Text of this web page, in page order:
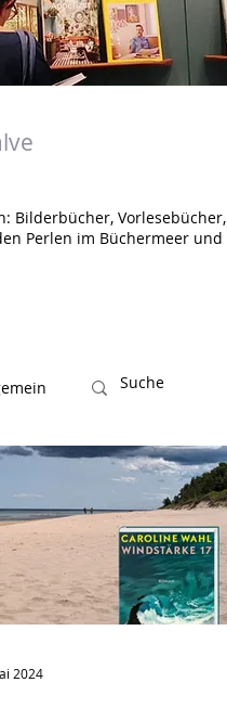
Bilderbücher, Vorlesebücher,
Perlen im Büchermeer und
2024